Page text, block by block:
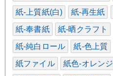
紙-上質紙(白) 紙-再生紙
紙-奉書紙 紙-晒クラフト
紙-純白ロール 紙-色上質
紙ファイル 紙色-オレンジ